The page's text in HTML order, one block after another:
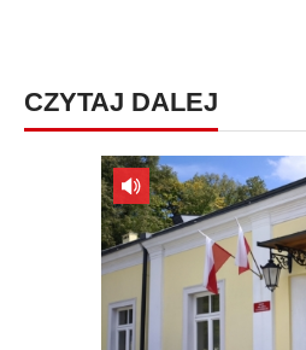
CZYTAJ DALEJ